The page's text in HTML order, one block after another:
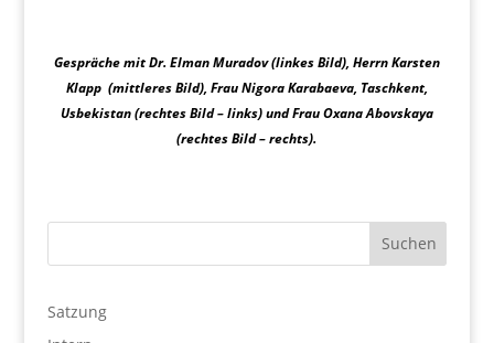
Gespräche mit Dr. Elman Muradov (linkes Bild), Herrn Karsten
Klapp (mittleres Bild), Frau Nigora Karabaeva, Taschkent,
Usbekistan (rechtes Bild – links) und Frau Oxana Abovskaya
(rechtes Bild – rechts).
Satzung